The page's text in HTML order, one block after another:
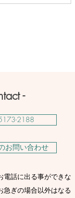
-
2188
お問い合わせ
電話に出る事ができな
急ぎの場合以外はなる